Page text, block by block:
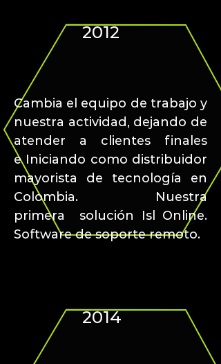
2012
Cambia el equipo de trabajo y
nuestra actividad, dejando de
atender a clientes finales
e Iniciando como distribuidor
mayorista de tecnología en
Colombia. Nuestra
primera solución Isl Online.
Software de soporte remoto.
2014